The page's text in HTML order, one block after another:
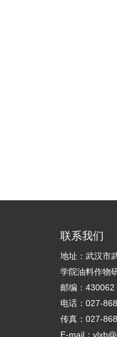
联系我们
地址：武汉市
学院油料作物
邮编：430062
电话：027-
传真：027-
E-mail：